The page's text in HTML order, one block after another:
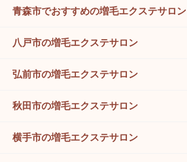
青森市でおすすめの増毛エクステサロン
八戸市の増毛エクステサロン
弘前市の増毛エクステサロン
秋田市の増毛エクステサロン
横手市の増毛エクステサロン